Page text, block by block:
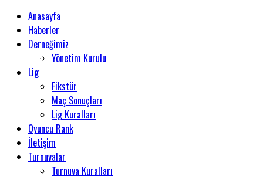
Anasayfa
Haberler
Derneğimiz
Yönetim Kurulu
Lig
Fikstür
Maç Sonuçları
Lig Kuralları
Oyuncu Rank
İletişim
Turnuvalar
Turnuva Kuralları